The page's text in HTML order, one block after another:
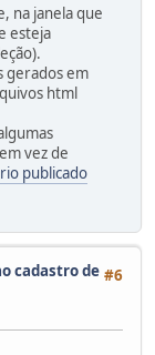
na janela que
esteja
gerados em
html
vez de
publicado
#6
cadastro de